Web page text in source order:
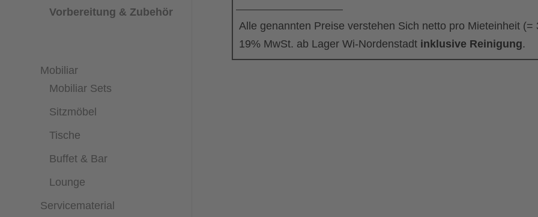
Vorbereitung & Zubehör
Mobiliar
Mobiliar Sets
Sitzmöbel
Tische
Buffet & Bar
Lounge
Servicematerial
Alle genannten Preise verstehen Sich netto pro Mieteinheit
19% MwSt. ab Lager Wi-Nordenstadt inklusive Reinigung.